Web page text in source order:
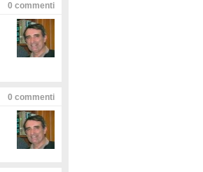
0 commenti
0 commenti